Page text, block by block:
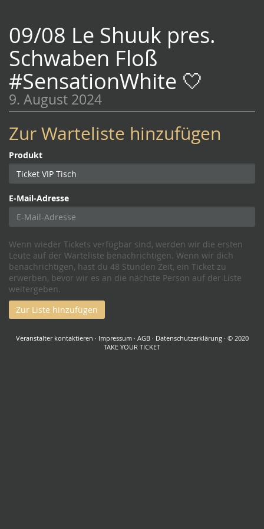
09/08 Le Shuuk pres.
Schwaben Floß
#SensationWhite 🤍
9. August 2024
Zur Warteliste hinzufügen
Produkt
E-Mail-Adresse
Wenn wieder Tickets verfügbar sind, werden wir die ersten
Leute auf der Warteliste benachrichtigen. Wenn wir dich
benachrichtigen, hast du 48 Stunden Zeit, ein Ticket zu
erwerben, bevor wir es an die nächste Person auf der Liste
weitergeben.
Zur Liste hinzufügen
Veranstalter kontaktieren · Impressum· AGB· Datenschutzerklärung· © 2020
TAKE YOUR TICKET